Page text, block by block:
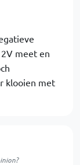
meet en
klooien met